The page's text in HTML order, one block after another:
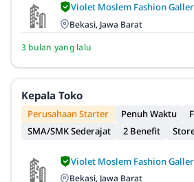
Violet Moslem Fashion
Bekasi, Jawa Barat
3 bulan yang lalu
Kepala Toko
Perusahaan Starter
Penuh Waktu
SMA/SMK Sederajat
2 Benefit
Violet Moslem Fashion
Bekasi, Jawa Barat